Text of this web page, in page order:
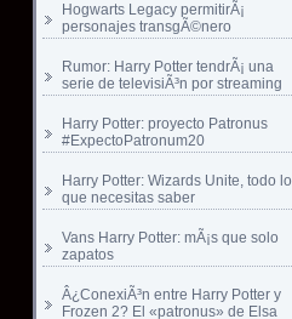
Hogwarts Legacy permitirÃ¡
personajes transgÃ©nero
Rumor: Harry Potter tendrÃ¡ una
serie de televisiÃ³n por streaming
Harry Potter: proyecto Patronus
#ExpectoPatronum20
Harry Potter: Wizards Unite, todo lo
que necesitas saber
Vans Harry Potter: mÃ¡s que solo
zapatos
Â¿ConexiÃ³n entre Harry Potter y
Frozen 2? El «patronus» de Elsa